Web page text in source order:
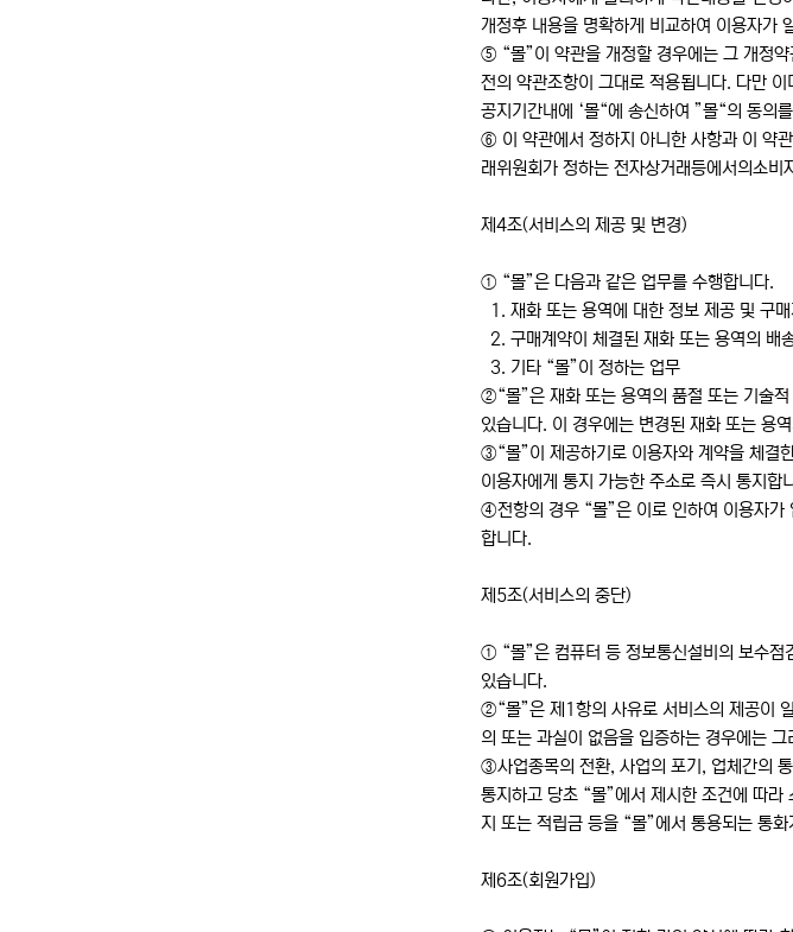
개정후 내용을 명확하게 비교하여 이용자가
⑤ “몰”이 약관을 개정할 경우에는 그 개정
전의 약관조항이 그대로 적용됩니다. 다만
공지기간내에 ‘몰“에 송신하여 ”몰“의 동의
⑥ 이 약관에서 정하지 아니한 사항과 이 약
래위원회가 정하는 전자상거래등에서의소
제4조(서비스의 제공 및 변경)
① “몰”은 다음과 같은 업무를 수행합니다.
1. 재화 또는 용역에 대한 정보 제공 및 구
2. 구매계약이 체결된 재화 또는 용역의 배
3. 기타 “몰”이 정하는 업무
②“몰”은 재화 또는 용역의 품절 또는 기술
있습니다. 이 경우에는 변경된 재화 또는 용
③“몰”이 제공하기로 이용자와 계약을 체결
이용자에게 통지 가능한 주소로 즉시 통지합
④전항의 경우 “몰”은 이로 인하여 이용자가
합니다.
제5조(서비스의 중단)
① “몰”은 컴퓨터 등 정보통신설비의 보수점
있습니다.
②“몰”은 제1항의 사유로 서비스의 제공이
의 또는 과실이 없음을 입증하는 경우에는 그
③사업종목의 전환, 사업의 포기, 업체간의
통지하고 당초 “몰”에서 제시한 조건에 따
지 또는 적립금 등을 “몰”에서 통용되는 통
제6조(회원가입)